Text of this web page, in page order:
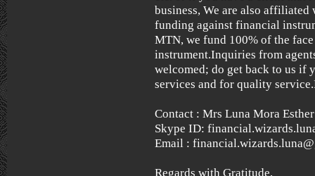
business, We are also
funding against financial
MTN, we fund 100% of the
instrument.Inquiries from
welcomed; do get back to us if
services and for quality
Contact : Mrs Luna Mora Esther
Skype ID:
Email :
Regards with Gratitude,